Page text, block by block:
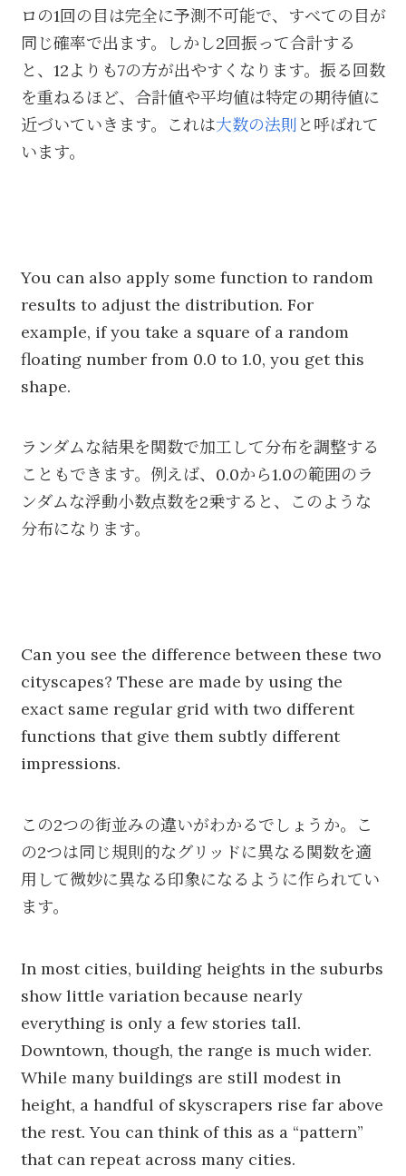
ロの1回の目は完全に予測不可能で、すべての目が
同じ確率で出ます。しかし2回振って合計する
と、12よりも7の方が出やすくなります。振る回数
を重ねるほど、合計値や平均値は特定の期待値に
近づいていきます。これは大数の法則 と呼ばれて
います。
You can also apply some function to random
results to adjust the distribution. For
example, if you take a square of a random
floating number from 0.0 to 1.0, you get this
shape.
ランダムな結果を関数で加工して分布を調整する
こともできます。例えば、0.0から1.0の範囲のラ
ンダムな浮動小数点数を2乗すると、このような
分布になります。
Can you see the difference between these two
cityscapes? These are made by using the
exact same regular grid with two different
functions that give them subtly different
impressions.
この2つの街並みの違いがわかるでしょうか。こ
の2つは同じ規則的なグリッドに異なる関数を適
用して微妙に異なる印象になるように作られてい
ます。
In most cities, building heights in the suburbs
show little variation because nearly
everything is only a few stories tall.
Downtown, though, the range is much wider.
While many buildings are still modest in
height, a handful of skyscrapers rise far above
the rest. You can think of this as a “pattern”
that can repeat across many cities.